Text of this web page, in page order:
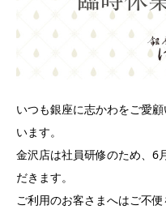
いつも銀座に志かわをご愛
います。
金沢店は社員研修のため、6
だきます。
ご利用のお客さまへはご不